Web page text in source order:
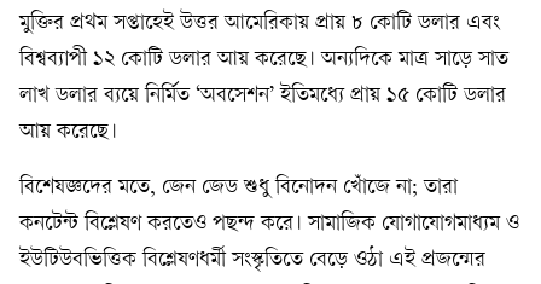
মুক্তির প্রথম সপ্তাহেই উত্তর আমেরিকায় প্রায় ৮ কোটি ডলার এবং
বিশ্বব্যাপী ১২ কোটি ডলার আয় করেছে। অন্যদিকে মাত্র সাড়ে সাত
লাখ ডলার ব্যয়ে নির্মিত ‘অবসেশন’ ইতিমধ্যে প্রায় ১৫ কোটি ডলার
আয় করেছে।
বিশেষজ্ঞদের মতে, জেন জেড শুধু বিনোদন খোঁজে না; তারা
কনটেন্ট বিশ্লেষণ করতেও পছন্দ করে। সামাজিক যোগাযোগমাধ্যম ও
ইউটিউবভিত্তিক বিশ্লেষণধর্মী সংস্কৃতিতে বেড়ে ওঠা এই প্রজন্মের